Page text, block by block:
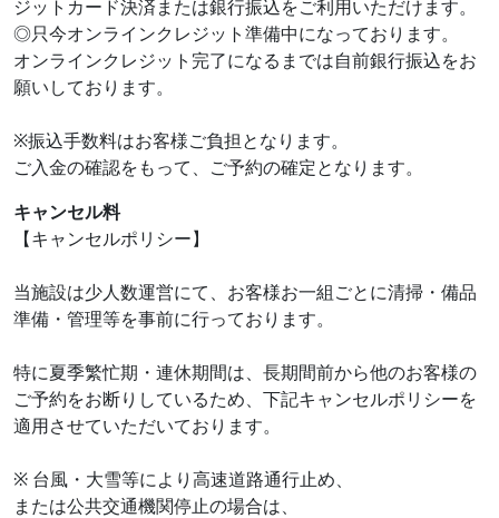
ジットカード決済または銀行振込をご利用いただけます。
◎只今オンラインクレジット準備中になっております。
オンラインクレジット完了になるまでは自前銀行振込をお
願いしております。
※振込手数料はお客様ご負担となります。
ご入金の確認をもって、ご予約の確定となります。
キャンセル料
【キャンセルポリシー】
当施設は少人数運営にて、お客様お一組ごとに清掃・備品
準備・管理等を事前に行っております。
特に夏季繁忙期・連休期間は、長期間前から他のお客様の
ご予約をお断りしているため、下記キャンセルポリシーを
適用させていただいております。
※ 台風・大雪等により高速道路通行止め、
または公共交通機関停止の場合は、